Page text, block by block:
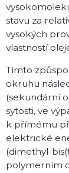
stavu za
vysokých
vlastností
Tímto
okruhu
(sekundární
sytosti, ve
k přímému
elektrické
(dimethyl-
polymerním